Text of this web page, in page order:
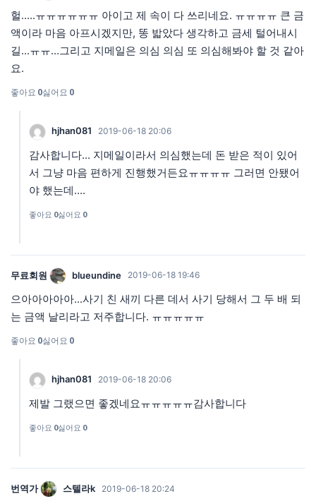
헐.....ㅠㅠㅠㅠㅠㅠ 아이고 제 속이 다 쓰리네요. ㅠㅠㅠㅠ 큰 금
액이라 마음 아프시겠지만, 똥 밟았다 생각하고 금세 털어내시
길...ㅠㅠ...그리고 지메일은 의심 의심 또 의심해봐야 할 것 같아
요.
좋아요 0싫어요 0
hjhan081 2019-06-18 20:06
감사합니다... 지메일이라서 의심했는데 돈 받은 적이 있어
서 그냥 마음 편하게 진행했거든요ㅠㅠㅠㅠ 그러면 안됐어
야 했는데....
좋아요 0싫어요 0
무료회원 blueundine 2019-06-18 19:46
으아아아아아...사기 친 새끼 다른 데서 사기 당해서 그 두 배 되
는 금액 날리라고 저주합니다. ㅠㅠㅠㅠㅠ
좋아요 0싫어요 0
hjhan081 2019-06-18 20:06
제발 그랬으면 좋겠네요ㅠㅠㅠㅠㅠ감사합니다
좋아요 0싫어요 0
번역가 스텔라k 2019-06-18 20:24